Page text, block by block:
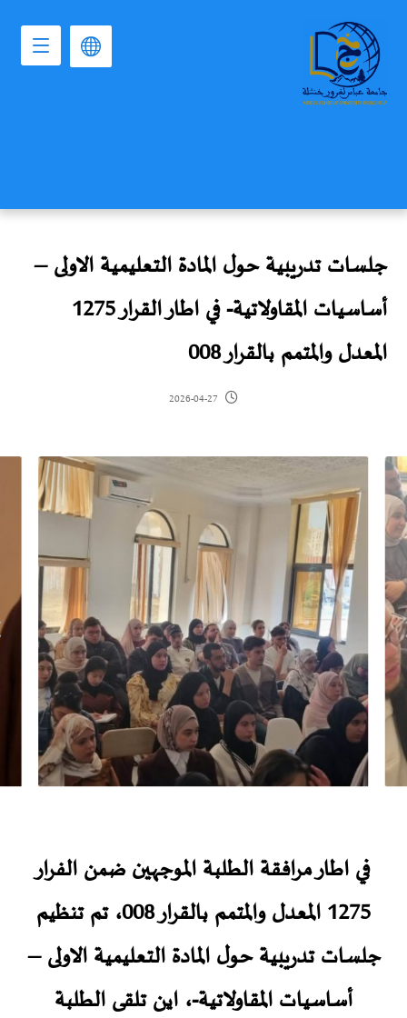
جلسات تدريبية حول المادة التعليمية الاولى –
أساسيات المقاولاتية- في اطار القرار 1275
المعدل والمتمم بالقرار 008
2026-04-27
في اطار مرافقة الطلبة الموجهين ضمن الفرار
1275 المعدل والمتمم بالقرار 008، تم تنظيم
جلسات تدريبية حول المادة التعليمية الاولى –
أساسيات المقاولاتية-، اين تلقى الطلبة